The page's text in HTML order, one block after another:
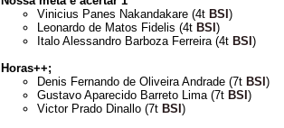
Vinicius Panes Nakandakare (4t BSI )
Leonardo de Matos Fidelis (4t BSI )
Italo Alessandro Barboza Ferreira (4t BSI )
Horas++;
Denis Fernando de Oliveira Andrade (7t BSI )
Gustavo Aparecido Barreto Lima (7t BSI )
Victor Prado Dinallo (7t BSI )